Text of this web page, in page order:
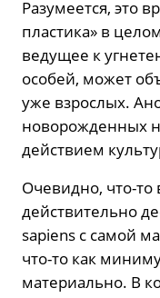
Разумеется, это
пластика» в
ведущее к
особей, может
уже взрослых.
новорожденных
действием
Очевидно, что-
действительно
sapiens с самой
что-то как
материально. В